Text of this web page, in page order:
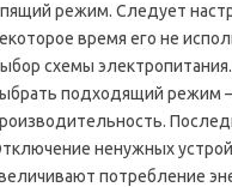
режим. Следует
время его не
схемы
подходящий режим –
ненужных
потребление